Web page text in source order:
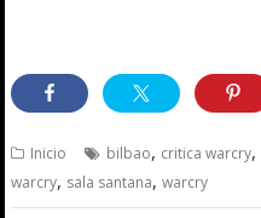
Inicio bilbao, critica warcry,
warcry, sala santana,warcry